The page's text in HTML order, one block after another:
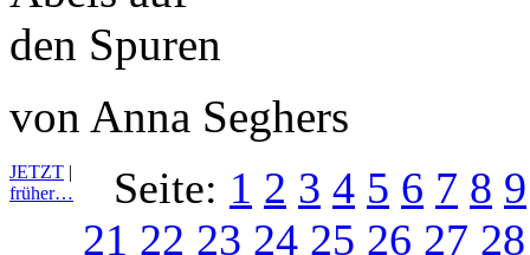
von Anna Seghers
JETZT |
früher…
Seite: 1 2 3 4 5 6 7 8 9
21 22 23 24 25 26 27 28